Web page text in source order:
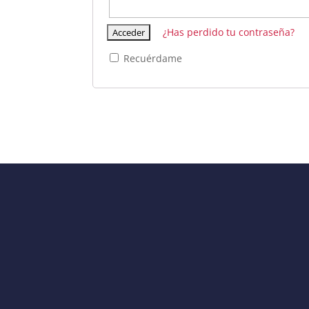
¿Has perdido tu contraseña?
Recuérdame